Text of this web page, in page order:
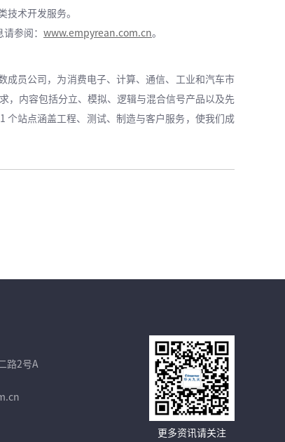
技术开发服务。
参阅： www.empyrean.com.cn。
员公司，为消费电子、计算、通信、工业和汽车市
，内容包括分立、模拟、逻辑与混合信号产品以及先
个站点涵盖工程、测试、制造与客户服务，使我们成
路2号A
更多资讯请关注